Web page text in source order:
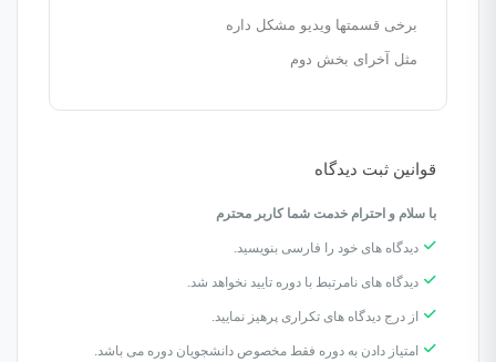
برخی قسمتها ویدیو مشکل داره
مثل آخرای بخش دوم
قوانین ثبت دیدگاه
با سلام و احترام خدمت شما کاربر محترم
دیدگاه های خود را فارسی بنویسید.
دیدگاه های نامرتبط با دوره تایید نخواهد شد.
از درج دیدگاه های تکراری پرهیز نمایید.
امتیاز دادن به دوره فقط مخصوص دانشجویان دوره می باشد.